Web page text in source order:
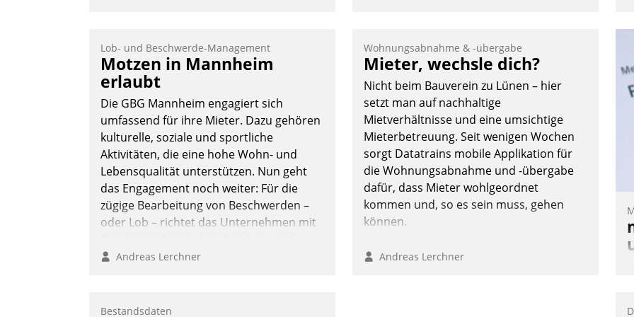
Lob- und Beschwerde-Management
Motzen in Mannheim
erlaubt
Die GBG Mannheim engagiert sich
umfassend für ihre Mieter. Dazu gehören
kulturelle, soziale und sportliche
Aktivitäten, die eine hohe Wohn- und
Lebensqualität unterstützen. Nun geht
das Engagement noch weiter: Für die
zügige Bearbeitung von Beschwerden –
oder Lob – richtet das Unternehmen mit
Beschwerde-Management einen eigenen
Andreas Lerchner
Wohnungsabnahme & -übergabe
Mieter, wechsle dich?
Nicht beim Bauverein zu Lünen – hier
setzt man auf nachhaltige
Mietverhältnisse und eine umsichtige
Mieterbetreuung. Seit wenigen Wochen
sorgt Datatrains mobile Applikation für
die Wohnungsabnahme und -übergabe
dafür, dass Mieter wohlgeordnet
kommen und, so es sein muss, gehen
können.
Andreas Lerchner
Bestandsdaten